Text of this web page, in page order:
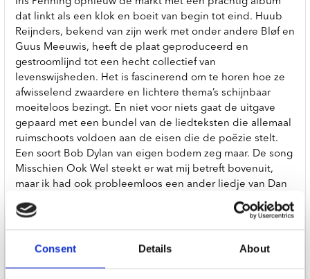
Consent Details About
dat linkt als een klok en boeit van begin tot eind. Huub
Reijnders, bekend van zijn werk met onder andere Bløf en
Guus Meeuwis, heeft de plaat geproduceerd en
gestroomlijnd tot een hecht collectief van
levenswijsheden. Het is fascinerend om te horen hoe ze
afwisselend zwaardere en lichtere thema’s schijnbaar
moeiteloos bezingt. En niet voor niets gaat de uitgave
gepaard met een bundel van de liedteksten die allemaal
ruimschoots voldoen aan de eisen die de poëzie stelt.
Een soort Bob Dylan van eigen bodem zeg maar. De song
Misschien Ook Wel steekt er wat mij betreft bovenuit,
maar ik had ook probleemloos een ander liedje van Dan
Roozendaal zien van bovenaf dat het goed is. Koesteren